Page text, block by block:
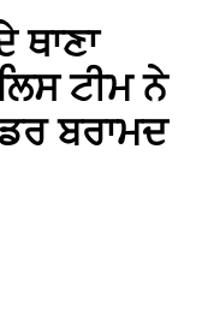
ਟੀਮ ਨੇ
ਬਰਾਮਦ